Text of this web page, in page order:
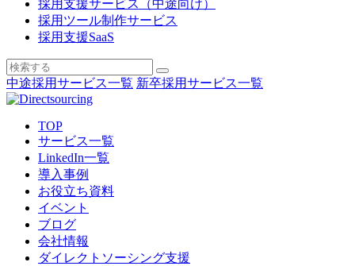
採用支援サービス（中途向け）
採用ツール制作サービス
採用支援SaaS
中途採用サービス一覧 新卒採用サービス一覧
TOP
サービス一覧
LinkedIn一覧
導入事例
お役立ち資料
イベント
ブログ
会社情報
ダイレクトソーシング支援